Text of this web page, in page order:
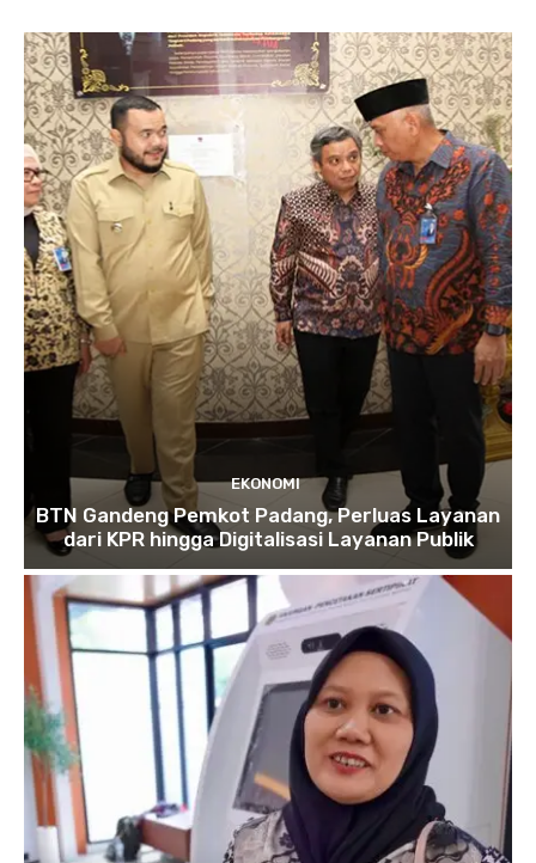
EKONOMI
BTN Gandeng Pemkot Padang, Perluas Layanan
dari KPR hingga Digitalisasi Layanan Publik